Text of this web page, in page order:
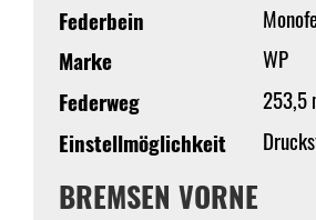
Federbein
Marke
WP
Federweg
253,5
Einstellmöglichkeit
BREMSEN VORNE